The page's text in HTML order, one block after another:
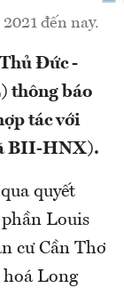
đến nay.
Đức -
thông báo
tác với
BII-HNX).
quyết
Louis
cư Cần Thơ
hoá Long